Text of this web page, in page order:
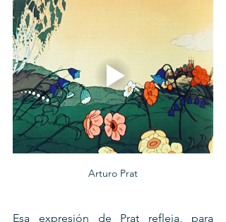
Arturo Prat
Esa expresión de Prat refleja, para